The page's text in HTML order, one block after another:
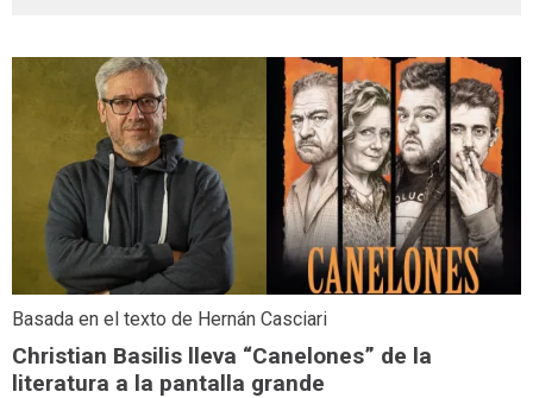
Basada en el texto de Hernán Casciari
Christian Basilis lleva “Canelones” de la
literatura a la pantalla grande